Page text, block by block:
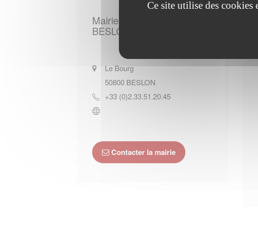
Mairie de
BESLON
Le Bourg
50800 BESLON
+33 (0)2.33.51.20.45
Contacter la mairie
Ce site utilise des cookies